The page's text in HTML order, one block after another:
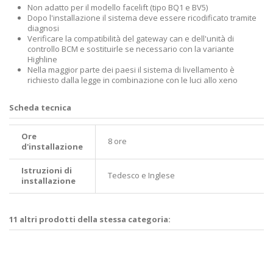
Non adatto per il modello facelift (tipo BQ1 e BV5)
Dopo l'installazione il sistema deve essere ricodificato tramite
diagnosi
Verificare la compatibilità del gateway can e dell'unità di
controllo BCM e sostituirle se necessario con la variante
Highline
Nella maggior parte dei paesi il sistema di livellamento è
richiesto dalla legge in combinazione con le luci allo xeno
Scheda tecnica
Ore
d'installazione
8 ore
Istruzioni di
installazione
Tedesco e Inglese
11 altri prodotti della stessa categoria: